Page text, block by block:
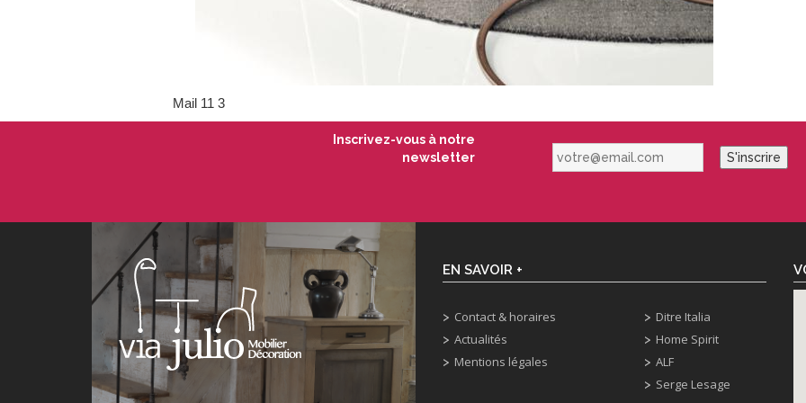
Mail 11 3
Inscrivez-vous à notre
newsletter
votre@email.com S'inscrire
EN SAVOIR +
Contact & horaires
Actualités
Mentions légales
Ditre Italia
Home Spirit
ALF
Serge Lesage